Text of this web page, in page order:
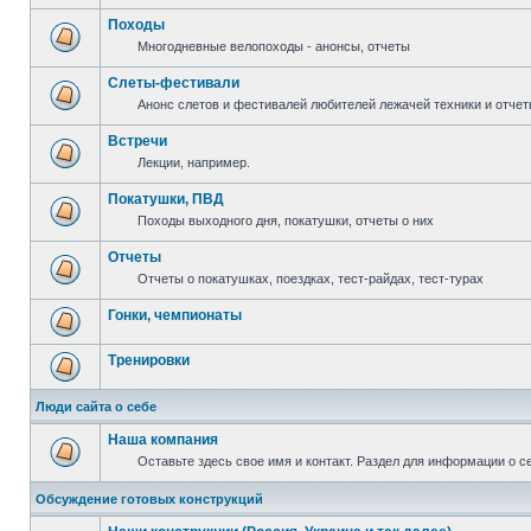
Походы
Многодневные велопоходы - анонсы, отчеты
Слеты-фестивали
Анонс слетов и фестивалей любителей лежачей техники и
Встречи
Лекции, например.
Покатушки, ПВД
Походы выходного дня, покатушки, отчеты о них
Отчеты
Отчеты о покатушках, поездках, тест-райдах, тест-турах
Гонки, чемпионаты
Тренировки
Люди сайта о себе
Наша компания
Оставьте здесь свое имя и контакт. Раздел для информации о
Обсуждение готовых конструкций